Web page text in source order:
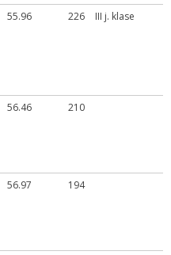
55.96 226 III j. klase
56.46 210
56.97 194